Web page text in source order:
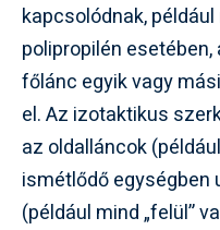
kapcsolódnak,
polipropilén
főlánc egyik vagy
el. Az izotaktikus
az oldalláncok
ismétlődő egységben
(például mind „felül”